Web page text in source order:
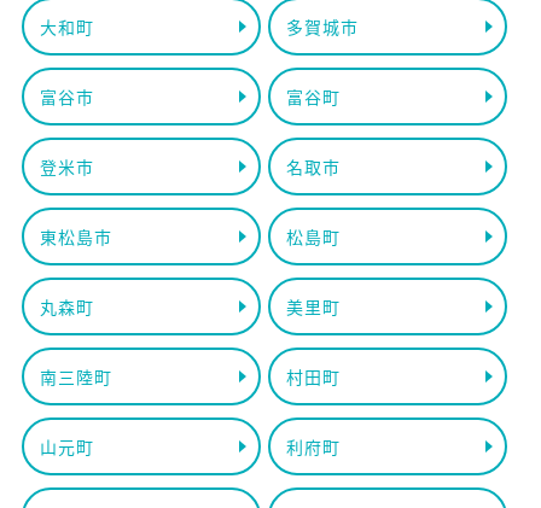
大和町 多賀城市
富谷市 富谷町
登米市 名取市
東松島市 松島町
丸森町 美里町
南三陸町 村田町
山元町 利府町